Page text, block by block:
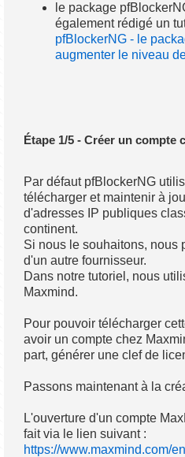
le package
également rédigé un
pfBlockerNG - le
augmenter le niveau
Étape 1/5 - Créer un compte
Par défaut pfBlockerNG
télécharger et maintenir à
d'adresses IP publiques
continent.
Si nous le souhaitons, nous
d'un autre fournisseur.
Dans notre tutoriel, nous
Maxmind.
Pour pouvoir télécharger
avoir un compte chez
part, générer une clef de
Passons maintenant à la
L'ouverture d'un compte
fait via le lien suivant :
https://www.maxmind.com/